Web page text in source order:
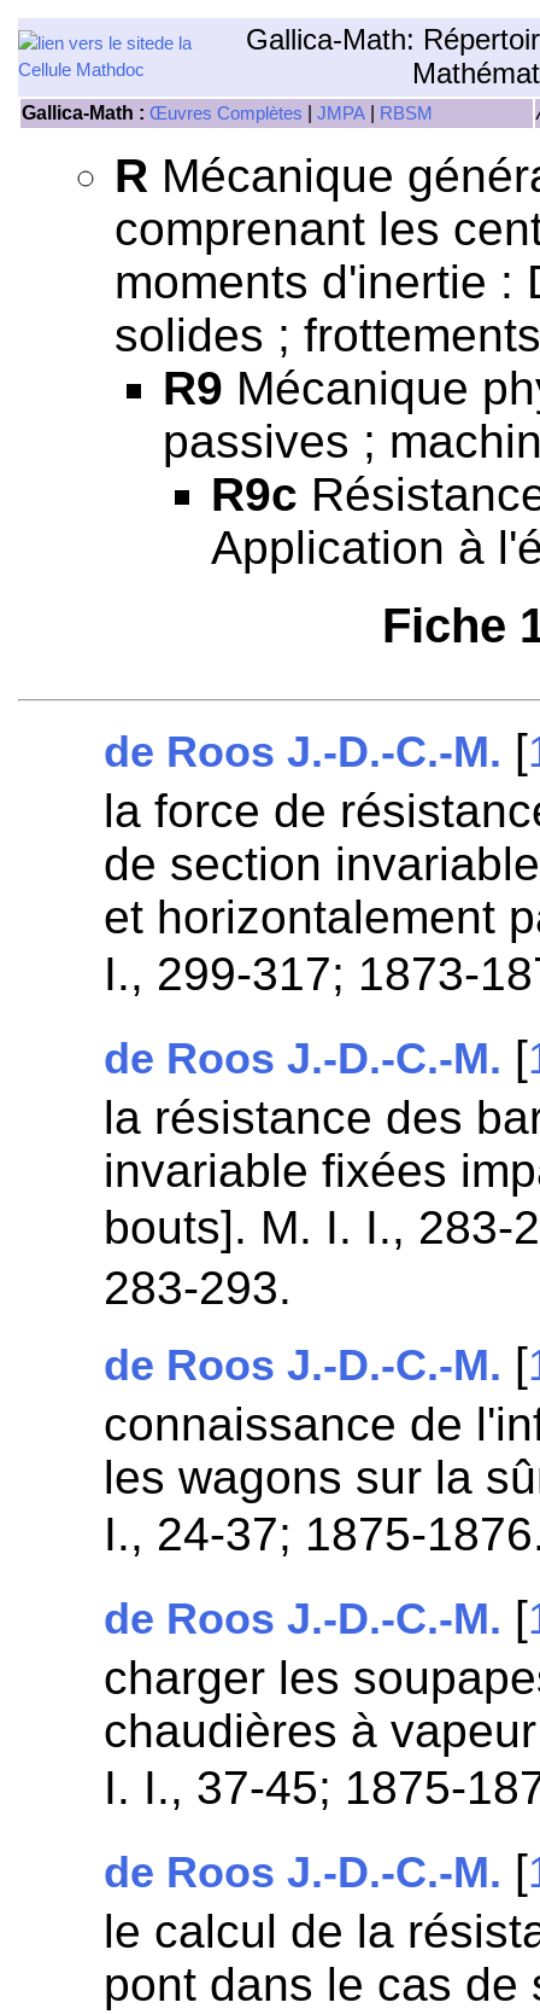
Gallica-Math:
Gallica-Math : Œuvres Complètes JMPA RBSM
R Mécanique
comprenant les
moments d'inertie :
solides ;
R9 Mécanique
passives ;
R9c
Application à
Fiche
de Roos J.-D.-C.-M. [
la force de
de section
et horizontalement
I., 299-317; 1873-
de Roos J.-D.-C.-M. [
la résistance des
invariable fixées
bouts]. M. I. I.,
283-293.
de Roos J.-D.-C.-M. [
connaissance de
les wagons sur la
I., 24-37; 1875-
de Roos J.-D.-C.-M. [
charger les
chaudières à
I. I., 37-45; 1875-
de Roos J.-D.-C.-M. [
le calcul de la
pont dans le cas de